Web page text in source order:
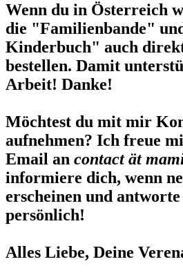
Wenn du in Österreich
die "Familienbande"
Kinderbuch" auch
bestellen. Damit
Arbeit! Danke!
Möchtest du mit mir
aufnehmen? Ich freue
Email an contact ät
informiere dich, wenn
erscheinen und
persönlich!
Alles Liebe, Deine